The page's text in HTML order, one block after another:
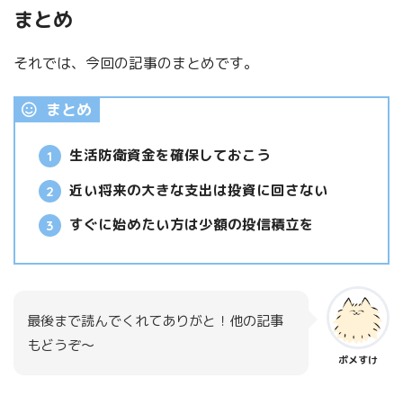
まとめ
それでは、今回の記事のまとめです。
まとめ
生活防衛資金を確保しておこう
近い将来の大きな支出は投資に回さない
すぐに始めたい方は少額の投信積立を
ポメすけ
最後まで読んでくれてありがと！他の記事
もどうぞ～